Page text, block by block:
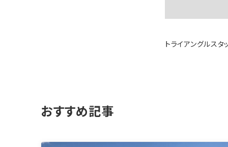
トライアングルスタ
おすすめ記事